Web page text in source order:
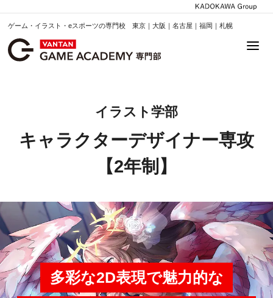
ゲーム・イラスト・eスポーツの専門校 東京｜大阪｜名古屋｜福岡｜札幌
イラスト学部
キャラクターデザイナー専攻
【2年制】
多彩な2D表現で魅力的な